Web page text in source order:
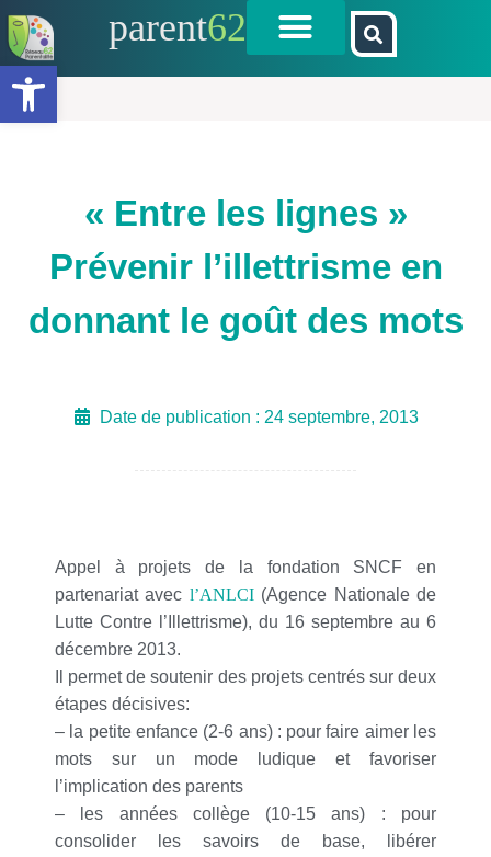
Ouvrir la barre d’outils
parent62
« Entre les lignes »
Prévenir l’illettrisme en
donnant le goût des mots
Date de publication : 24 septembre, 2013
Appel à projets de la fondation SNCF en
partenariat avec l’ANLCI(Agence Nationale de
Lutte Contre l’Illettrisme), du 16 septembre au 6
décembre 2013.
Il permet de soutenir des projets centrés sur deux
étapes décisives:
– la petite enfance (2-6 ans) : pour faire aimer les
mots sur un mode ludique et favoriser
l’implication des parents
– les années collège (10-15 ans) : pour
consolider les savoirs de base, libérer